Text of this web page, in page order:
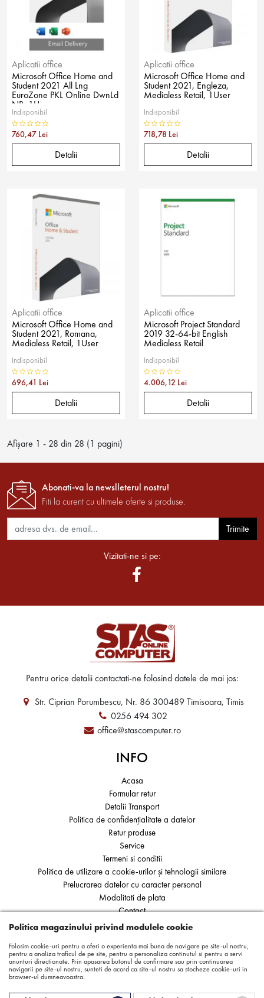
Aplicatii office
Microsoft Office Home and
Student 2021 All Lng
EuroZone PKL Online DwnLd
NR, 1User
Indisponibil
760,47 Lei
Detalii
Aplicatii office
Microsoft Office Home and
Student 2021, Engleza,
Medialess Retail, 1User
Indisponibil
718,78 Lei
Detalii
Aplicatii office
Microsoft Office Home and
Student 2021, Romana,
Medialess Retail, 1User
Indisponibil
696,41 Lei
Detalii
Aplicatii office
Microsoft Project Standard
2019 32-64-bit English
Medialess Retail
Indisponibil
4.006,12 Lei
Detalii
Afişare 1 - 28 din 28 (1 pagini)
Abonati-va la newslleterul nostru!
Fiti la curent cu ultimele oferte si produse.
Trimite
Vizitati-ne si pe:
Pentru orice detalii contactati-ne folosind datele de mai jos:
Str. Ciprian Porumbescu, Nr. 86 300489 Timisoara, Timis
0256 494 302
office@stascomputer.ro
INFO
Acasa
Formular retur
Detalii Transport
Politica de confidențialitate a datelor
Retur produse
Service
Termeni si conditii
Politica de utilizare a cookie-urilor și tehnologii similare
Prelucrarea datelor cu caracter personal
Modalitati de plata
Contact
ANPC
Politica magazinului privind modulele cookie
Folosim cookie-uri pentru a oferi o experienta mai buna de navigare pe site-ul nostru,
pentru a analiza traficul de pe site, pentru a personaliza continutul si pentru a servi
anunturi directionate. Prin apasarea butonul de confirmare sau prin continuarea
navigarii pe site-ul nostru, sunteti de acord ca site-ul nostru sa stocheze cookie-uri in
browser-ul dumneavoastra.